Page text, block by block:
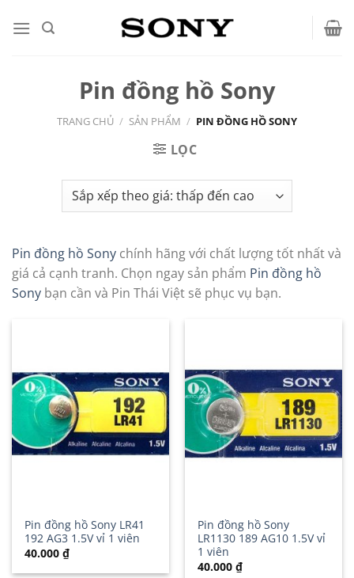
qua
Pin đồng hồ Sony
TRANG CHỦ / SẢN PHẨM / PIN ĐỒNG HỒ SONY
LỌC
Pin đồng hồ Sony chính hãng với chất lượng tốt nhất và
giá cả cạnh tranh. Chọn ngay sản phẩm Pin đồng hồ
Sony bạn cần và Pin Thái Việt sẽ phục vụ bạn.
Pin đồng hồ Sony LR41
192 AG3 1.5V vỉ 1 viên
40.000₫
Pin đồng hồ Sony
LR1130 189 AG10 1.5V vỉ
1 viên
40.000₫